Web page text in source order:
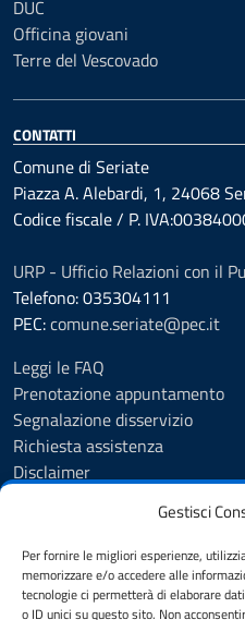
Gestisci
Per fornire le migliori esperienze,
memorizzare e/o accedere alle
tecnologie ci permetterà di elaborare
o ID unici su questo sito. Non
DUC
Officina giovani
Terre del Vescovado
CONTATTI
Comune di Seriate
Piazza A. Alebardi, 1, 24068
Codice fiscale / P.
URP - Ufficio Relazioni con il
Telefono: 035304111
PEC:comune.seriate@pec.it
Leggi le FAQ
Prenotazione appuntamento
Segnalazione disservizio
Richiesta assistenza
Disclaimer
Cookie Policy
Informativa privacy
Dichiarazione di accessibilità